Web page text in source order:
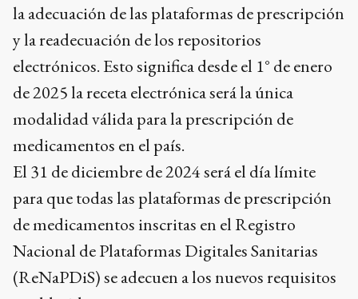
la adecuación de las plataformas de prescripción
y la readecuación de los repositorios
electrónicos. Esto significa desde el 1° de enero
de 2025 la receta electrónica será la única
modalidad válida para la prescripción de
medicamentos en el país.
El 31 de diciembre de 2024 será el día límite
para que todas las plataformas de prescripción
de medicamentos inscritas en el Registro
Nacional de Plataformas Digitales Sanitarias
(ReNaPDiS) se adecuen a los nuevos requisitos